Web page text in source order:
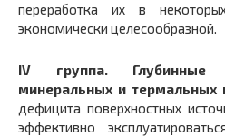
переработка их в
экономически целесообразной.
IV группа.
Глубинные
минеральных и термальных
дефицита поверхностных
эффективно